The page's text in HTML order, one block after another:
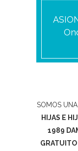
SOMOS UNA
HIJAS E
1989
GRATUITO